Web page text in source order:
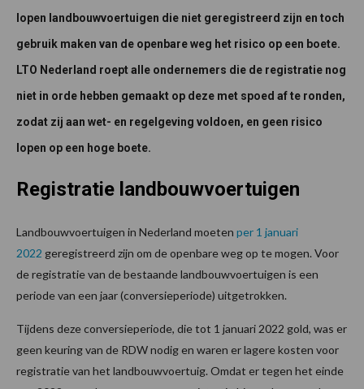
lopen landbouwvoertuigen die niet geregistreerd zijn en toch
gebruik maken van de openbare weg het risico op een boete.
LTO Nederland roept alle ondernemers die de registratie nog
niet in orde hebben gemaakt op deze met spoed af te ronden,
zodat zij aan wet- en regelgeving voldoen, en geen risico
lopen op een hoge boete.
Registratie landbouwvoertuigen
Landbouwvoertuigen in Nederland moeten per 1 januari
2022 geregistreerd zijn om de openbare weg op te mogen. Voor
de registratie van de bestaande landbouwvoertuigen is een
periode van een jaar (conversieperiode) uitgetrokken.
Tijdens deze conversieperiode, die tot 1 januari 2022 gold, was er
geen keuring van de RDW nodig en waren er lagere kosten voor
registratie van het landbouwvoertuig. Omdat er tegen het einde